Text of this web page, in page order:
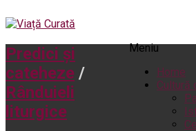
Meniu
Home
Cultură
Predici și
cateheze /
Rânduieli
liturgice